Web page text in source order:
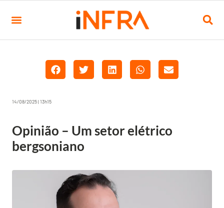
14/08/2025 | 13h15
Opinião – Um setor elétrico
bergsoniano